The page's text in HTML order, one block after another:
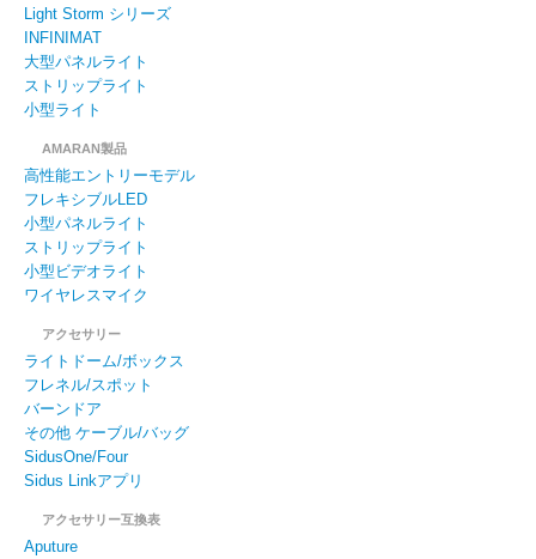
Light Storm シリーズ
INFINIMAT
大型パネルライト
ストリップライト
小型ライト
AMARAN製品
高性能エントリーモデル
フレキシブルLED
小型パネルライト
ストリップライト
小型ビデオライト
ワイヤレスマイク
アクセサリー
ライトドーム/ボックス
フレネル/スポット
バーンドア
その他 ケーブル/バッグ
SidusOne/Four
Sidus Linkアプリ
アクセサリー互換表
Aputure